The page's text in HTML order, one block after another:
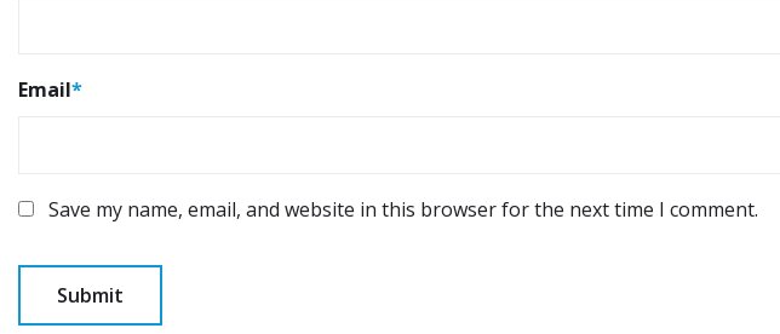
Email*
Save my name, email, and website in this browser for the next time I comment.